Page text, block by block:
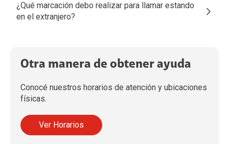
¿Qué marcación debo realizar para llamar estando
en el extranjero?
Otra manera de obtener ayuda
Conocé nuestros horarios de atención y ubicaciones
físicas.
Ver Horarios